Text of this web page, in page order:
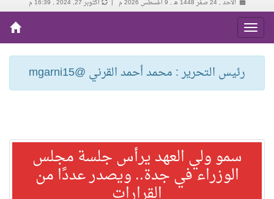
الأحد , 24 صفر 1448 هـ , 9 أغسطس 2026 م | أكتوبر 27, 2024 , 16:39 م
رئيس التحرير : محمد أحمد القرني @mgarni15
سمو ولي العهد يرأس جلسة مجلس
الوزراء في جدة.. ويصدر عددًا من